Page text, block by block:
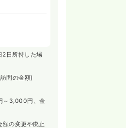
日所持した場
問の金額)
～3,000円、金
の変更や廃止